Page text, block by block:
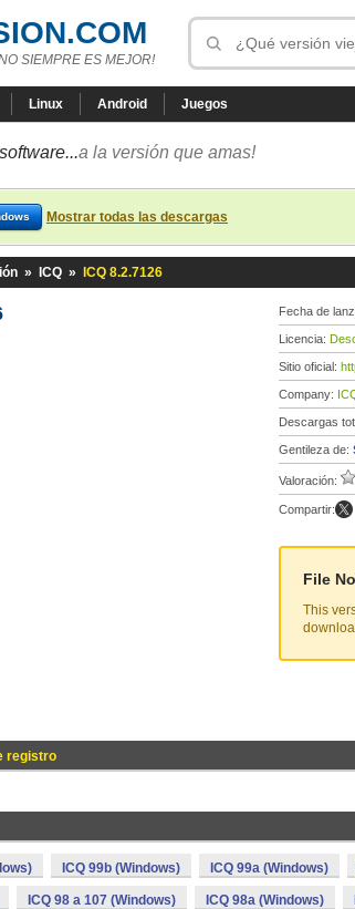
SIEMPRE ES MEJOR!
Linux Android Juegos
a la versión que amas!
Mostrar todas las descargas
» ICQ » ICQ 8.2.7126
Fecha de
Licencia:
Sitio oficial:
Company:
Descargas
Gentileza de:
Valoración:
Compartir:
File
This
registro
ICQ 99b (Windows) ICQ 99a (Windows)
ICQ 98 a 107 (Windows) ICQ 98a (Windows)